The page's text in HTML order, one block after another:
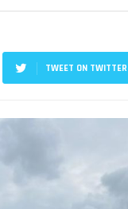
TWEET ON TWITTER